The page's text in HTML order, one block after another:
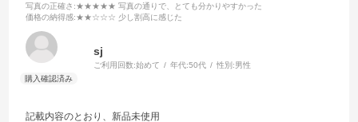
写真の正確さ :★★★★★ 写真の通りで、とても分かりやすかった
価格の納得感:★★☆☆☆ 少し割高に感じた
sj
ご利用回数:始めて 年代:50代 性別:男性
記載内容のとおり、新品未使用